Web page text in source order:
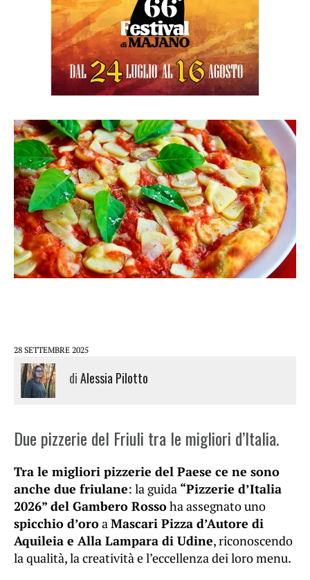
28 SETTEMBRE 2025
diAlessia Pilotto
Due pizzerie del Friuli tra le migliori d’Italia.
Tra le migliori pizzerie del Paese ce ne sono
anche due friulane: la guida “Pizzerie d’Italia
2026” del Gambero Rossoha assegnato uno
spicchio d’oroaMascari Pizza d’Autore di
Aquileia e Alla Lampara di Udine, riconoscendo
la qualità, la creatività e l’eccellenza dei loro menu.